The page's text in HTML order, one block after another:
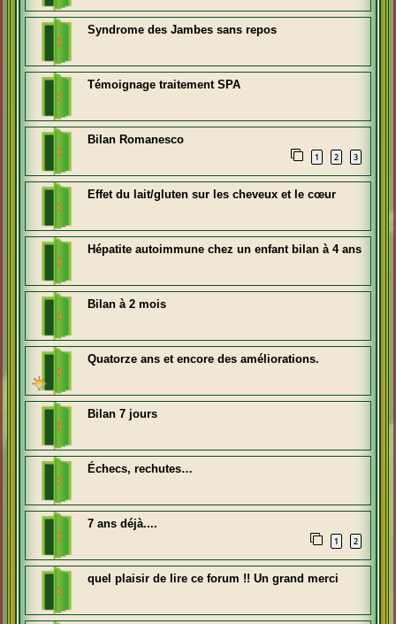
Syndrome des Jambes sans repos
Témoignage traitement SPA
Bilan Romanesco
1 2 3
Effet du lait/gluten sur les cheveux et le cœur
Hépatite autoimmune chez un enfant bilan à 4 ans
Bilan à 2 mois
Quatorze ans et encore des améliorations.
Bilan 7 jours
Échecs, rechutes…
7 ans déjà....
1 2
quel plaisir de lire ce forum !! Un grand merci